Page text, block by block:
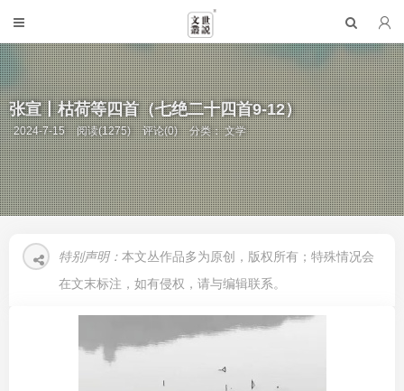
张宣丨枯荷等四首（七绝二十四首9-12）
2024-7-15 阅读(1275) 评论(0) 分类：文学
特别声明： 本文丛作品多为原创，版权所有；特殊情况会
在文末标注，如有侵权，请与编辑联系。